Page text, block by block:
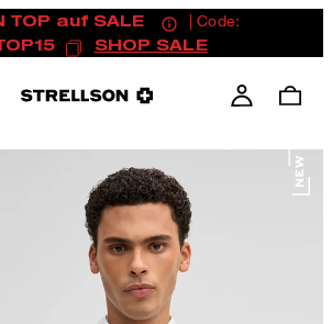
TOP auf SALE
| Code:
SHOP SALE